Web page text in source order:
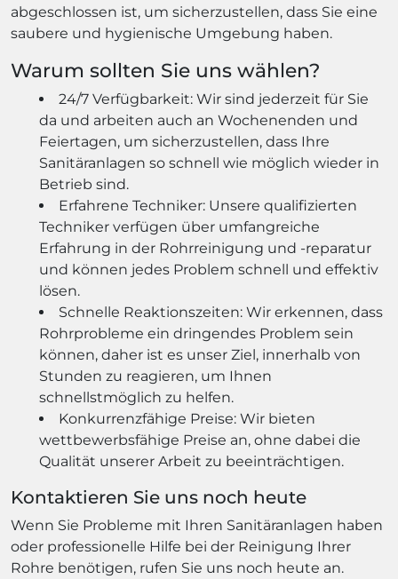
abgeschlossen ist, um sicherzustellen, dass Sie eine
saubere und hygienische Umgebung haben.
Warum sollten Sie uns wählen?
24/7 Verfügbarkeit: Wir sind jederzeit für Sie
da und arbeiten auch an Wochenenden und
Feiertagen, um sicherzustellen, dass Ihre
Sanitäranlagen so schnell wie möglich wieder in
Betrieb sind.
Erfahrene Techniker: Unsere qualifizierten
Techniker verfügen über umfangreiche
Erfahrung in der Rohrreinigung und -reparatur
und können jedes Problem schnell und effektiv
lösen.
Schnelle Reaktionszeiten: Wir erkennen, dass
Rohrprobleme ein dringendes Problem sein
können, daher ist es unser Ziel, innerhalb von
Stunden zu reagieren, um Ihnen
schnellstmöglich zu helfen.
Konkurrenzfähige Preise: Wir bieten
wettbewerbsfähige Preise an, ohne dabei die
Qualität unserer Arbeit zu beeinträchtigen.
Kontaktieren Sie uns noch heute
Wenn Sie Probleme mit Ihren Sanitäranlagen haben
oder professionelle Hilfe bei der Reinigung Ihrer
Rohre benötigen, rufen Sie uns noch heute an.